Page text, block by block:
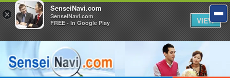
×
SenseiNavi.com
SenseiNavi.com
FREE - In Google Play
VIEW
×
SenseiNavi.com
SenseiNavi.com
FREE - In Google Play
VIEW